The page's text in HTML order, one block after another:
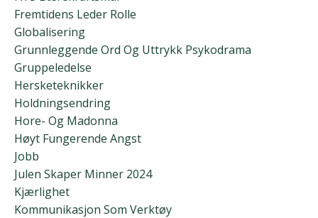
Fremtidens Leder Rolle
Globalisering
Grunnleggende Ord Og Uttrykk Psykodrama
Gruppeledelse
Hersketeknikker
Holdningsendring
Hore- Og Madonna
Høyt Fungerende Angst
Jobb
Julen Skaper Minner 2024
Kjærlighet
Kommunikasjon Som Verktøy